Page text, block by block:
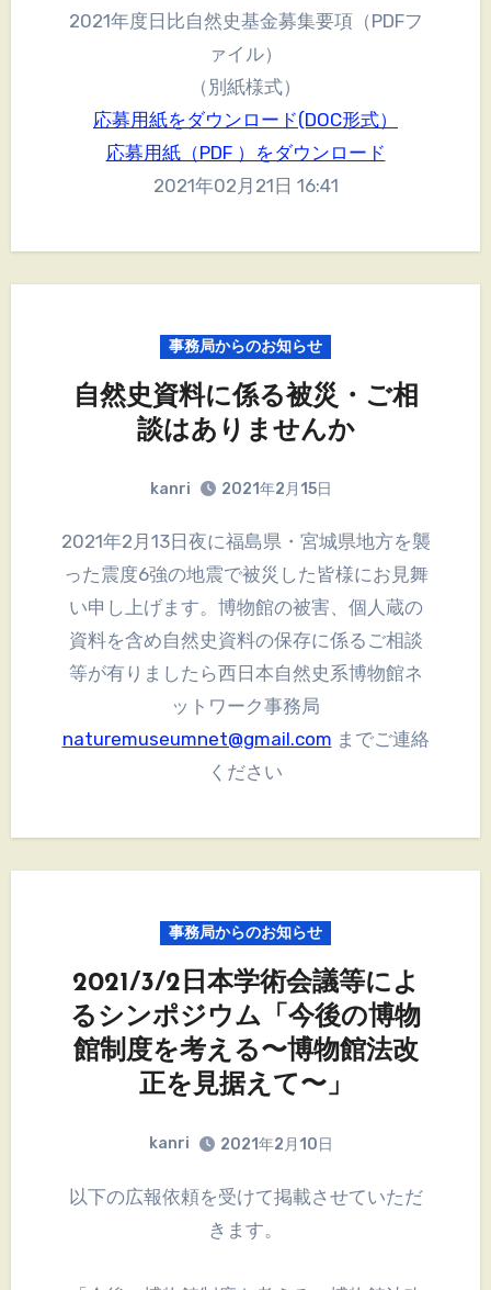
2021年度日比自然史基金募集要項（PDFフ
ァイル）
（別紙様式）
応募用紙をダウンロード(DOC形式）
応募用紙（PDF ）をダウンロード
2021年02月21日 16:41
事務局からのお知らせ
自然史資料に係る被災・ご相
談はありませんか
kanri 2021年2月15日
2021年2月13日夜に福島県・宮城県地方を襲
った震度6強の地震で被災した皆様にお見舞
い申し上げます。博物館の被害、個人蔵の
資料を含め自然史資料の保存に係るご相談
等が有りましたら西日本自然史系博物館ネ
ットワーク事務局
naturemuseumnet@gmail.com までご連絡
ください
事務局からのお知らせ
2021/3/2日本学術会議等によ
るシンポジウム「今後の博物
館制度を考える〜博物館法改
正を見据えて〜」
kanri 2021年2月10日
以下の広報依頼を受けて掲載させていただ
きます。